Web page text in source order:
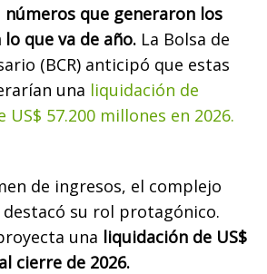
números que generaron los
que va de año. La Bolsa de
(BCR) anticipó que estas
una liquidación de
US$ 57.200 millones en 2026.
de ingresos, el complejo
su rol protagónico.
una liquidación de US$
cierre de 2026.